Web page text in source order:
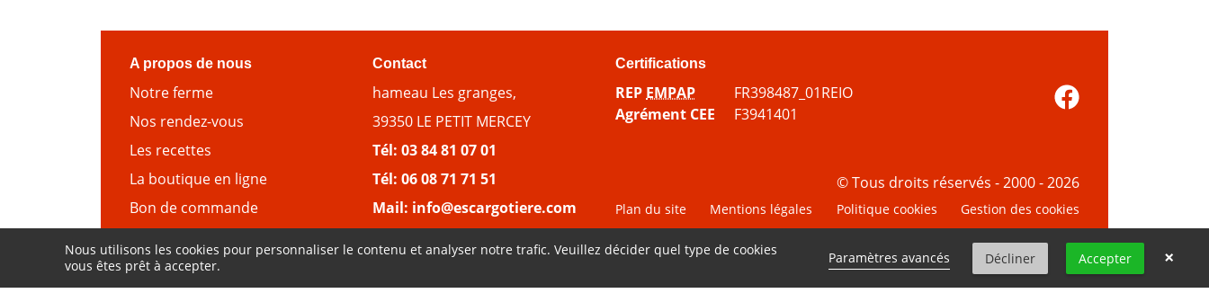
A propos de nous
Notre ferme
Nos rendez-vous
Les recettes
La boutique en ligne
Bon de commande
Contact
hameau Les granges,
39350 LE PETIT MERCEY
Tél: 03 84 81 07 01
Tél: 06 08 71 71 51
Mail: info@escargotiere.com
Certifications
REP EMPAP
FR398487_01REIO
Agrément CEE
F3941401
© Tous droits réservés - 2000 - 2026
Plan du site Mentions légales Politique cookies Gestion des cookies
Fait avec amour
parÉlise Poncetet l’agencehounddd.fr
Nous utilisons les cookies pour personnaliser le contenu et analyser notre trafic. Veuillez décider quel type de cookies
vous êtes prêt à accepter.
Paramètres avancés Décliner Accepter ×